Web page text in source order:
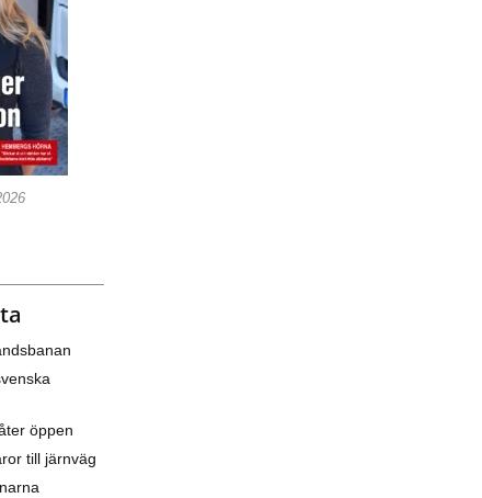
öppen
till järnväg